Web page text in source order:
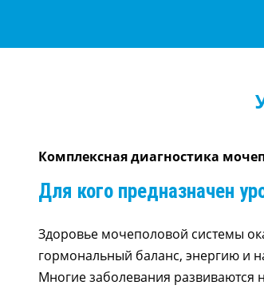
Комплексная диагностика
Для кого предназначен
Здоровье мочеполовой системы
гормональный баланс, энергию и
Многие заболевания развиваются